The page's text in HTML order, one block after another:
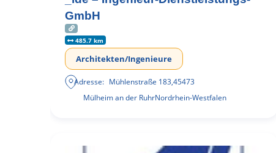
GmbH
485.7 km
Architekten/Ingenieure
Adresse: Mühlenstraße 183,45473
Mülheim an der RuhrNordrhein-Westfalen